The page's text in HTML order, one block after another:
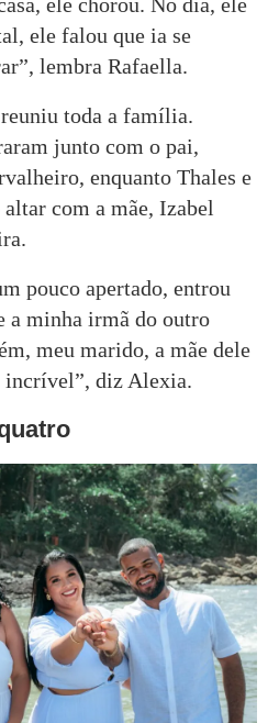
ele falou que ia se
lembra Rafaella.
toda a família.
junto com o pai,
enquanto Thales e
com a mãe, Izabel
pouco apertado, entrou
a minha irmã do outro
meu marido, a mãe dele
incrível”, diz Alexia.